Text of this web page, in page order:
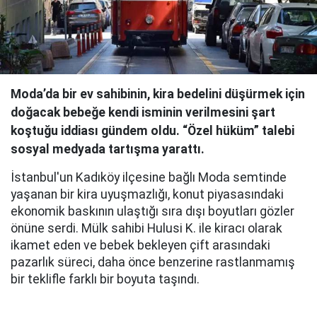
Moda’da bir ev sahibinin, kira bedelini düşürmek için
doğacak bebeğe kendi isminin verilmesini şart
koştuğu iddiası gündem oldu. “Özel hüküm” talebi
sosyal medyada tartışma yarattı.
İstanbul'un Kadıköy ilçesine bağlı Moda semtinde
yaşanan bir kira uyuşmazlığı, konut piyasasındaki
ekonomik baskının ulaştığı sıra dışı boyutları gözler
önüne serdi. Mülk sahibi Hulusi K. ile kiracı olarak
ikamet eden ve bebek bekleyen çift arasındaki
pazarlık süreci, daha önce benzerine rastlanmamış
bir teklifle farklı bir boyuta taşındı.